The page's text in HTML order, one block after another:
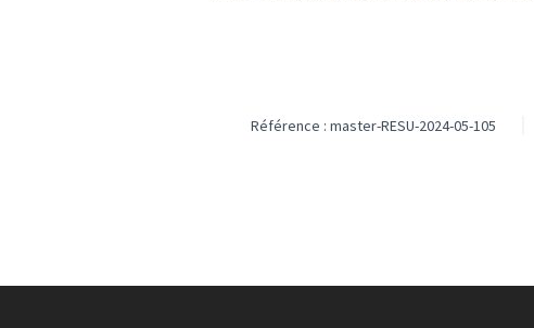
Référence : master-RESU-2024-05-105